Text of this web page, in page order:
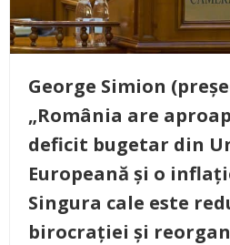
George Simion
„România are
deficit bugetar din
Europeană și o
Singura cale este
birocrației și